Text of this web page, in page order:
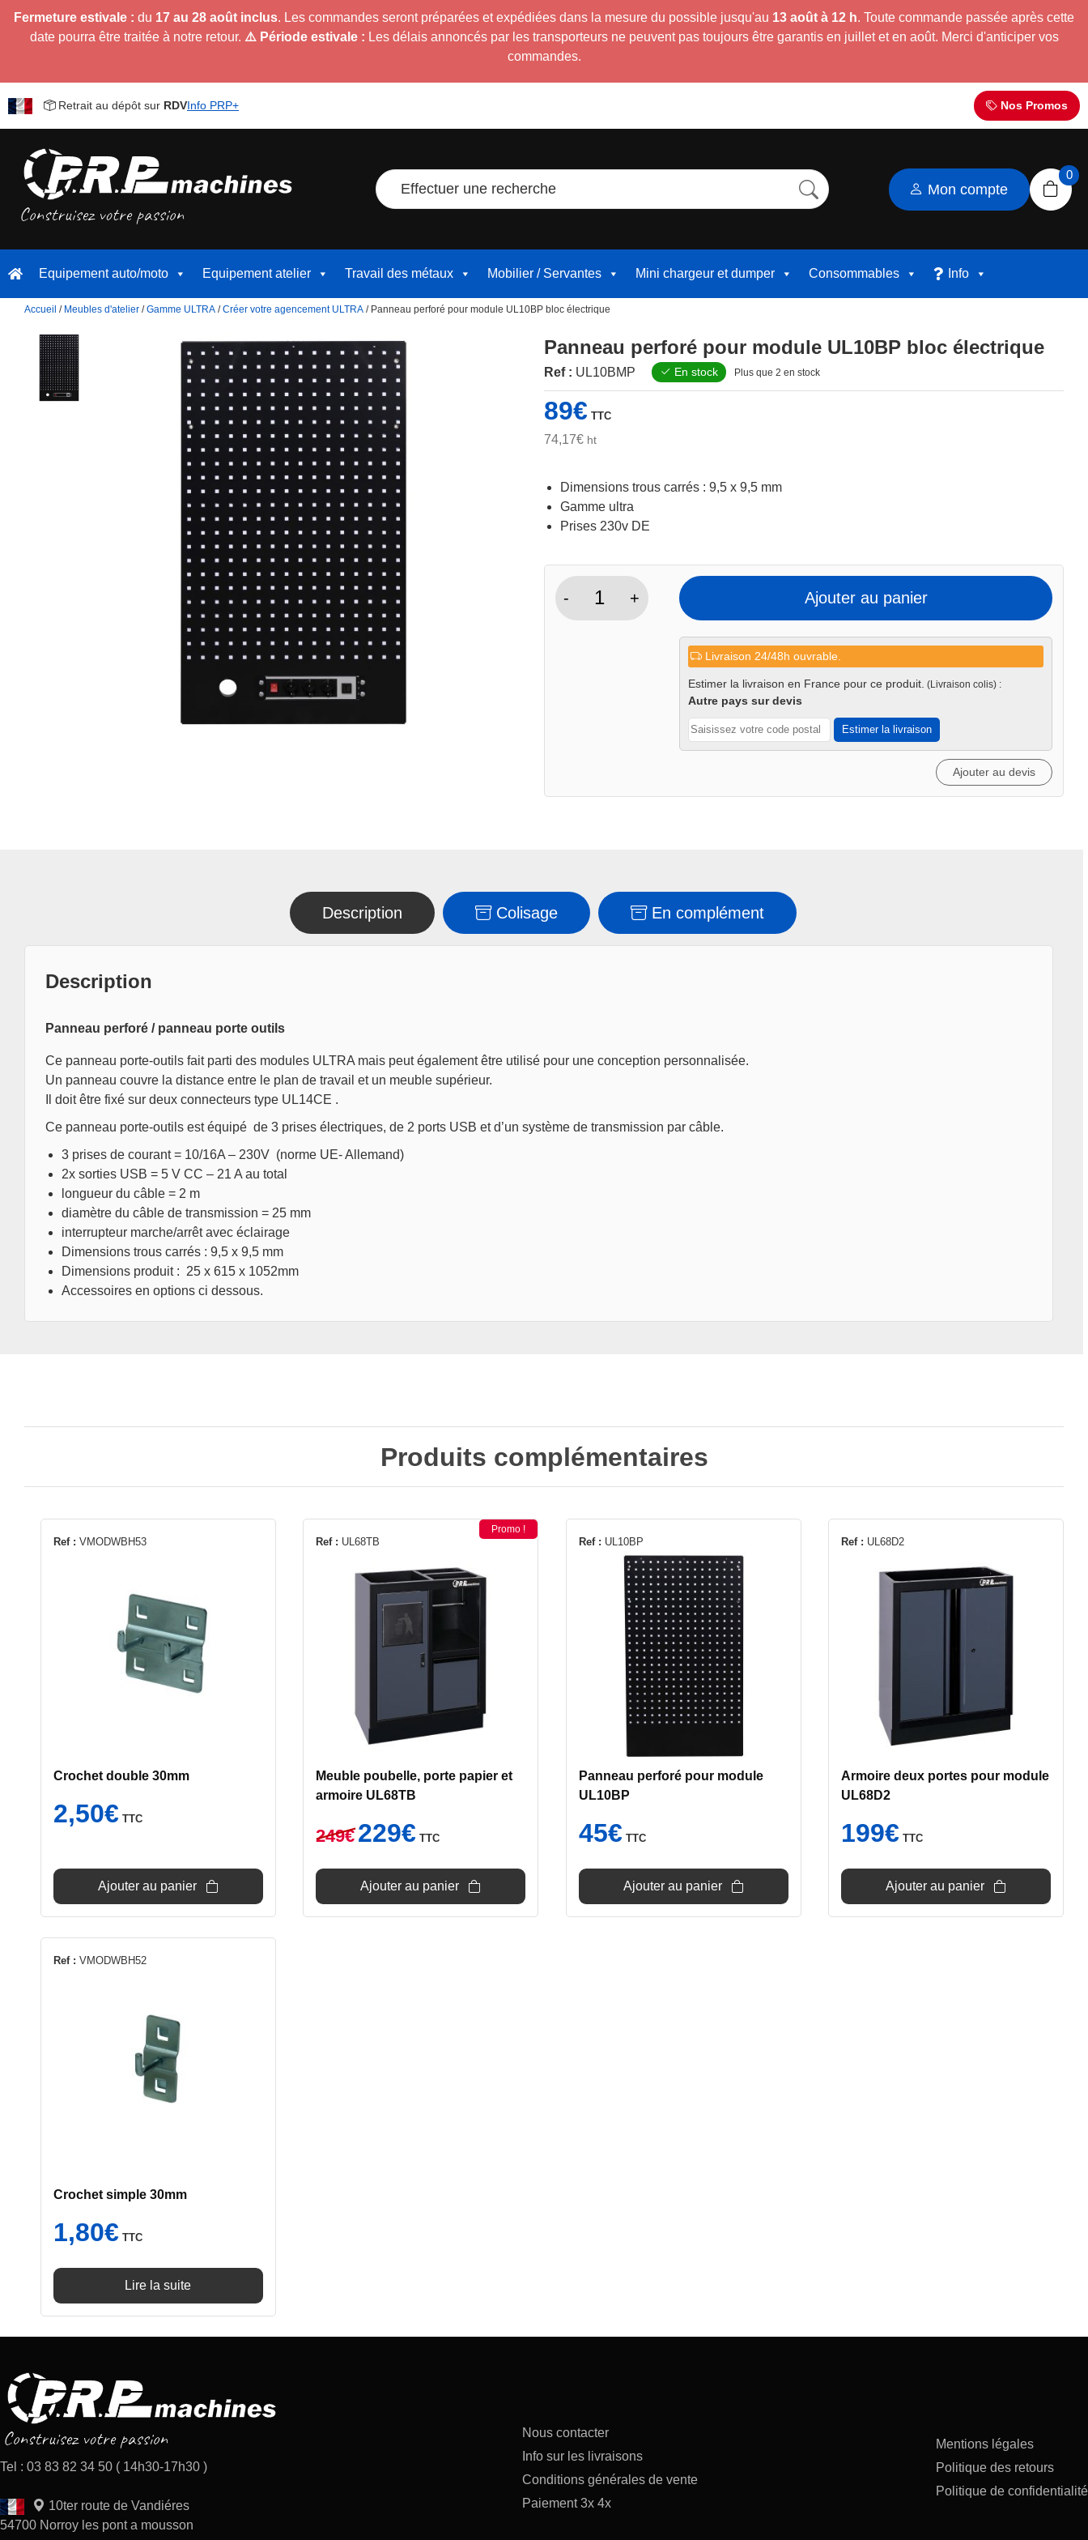
Fermeture estivale : du 17 au 28 août inclus. Les commandes seront préparées et expédiées dans la mesure du possible jusqu'au 13 août à 12 h. Toute commande passée après cette
date pourra être traitée à notre retour. ⚠️ Période estivale : Les délais annoncés par les transporteurs ne peuvent pas toujours être garantis en juillet et en août. Merci d'anticiper vos
commandes.
Retrait au dépôt sur RDVInfo PRP+ Nos Promos
Effectuer une recherche Mon compte
0
Equipement auto/moto Equipement atelier Travail des métaux Mobilier / Servantes Mini chargeur et dumper Consommables Info
Accueil / Meubles d'atelier /Gamme ULTRA /Créer votre agencement ULTRA / Panneau perforé pour module UL10BP bloc électrique
Panneau perforé pour module UL10BP bloc électrique
Ref : UL10BMP En stock Plus que 2 en stock
89€ TTC
74,17€ ht
Dimensions trous carrés : 9,5 x 9,5 mm
Gamme ultra
Prises 230v DE
-
quantité
+ Ajouter au panier
Livraison 24/48h ouvrable.
Estimer la livraison en France pour ce produit. (Livraison colis) :
Autre pays sur devis
Estimer la livraison
Ajouter au devis
Description Colisage En complément
Description
Panneau perforé / panneau porte outils
Ce panneau porte-outils fait parti des modules ULTRA mais peut également être utilisé pour une conception personnalisée.
Un panneau couvre la distance entre le plan de travail et un meuble supérieur.
Il doit être fixé sur deux connecteurs type UL14CE .
Ce panneau porte-outils est équipé de 3 prises électriques, de 2 ports USB et d’un système de transmission par câble.
3 prises de courant = 10/16A – 230V (norme UE- Allemand)
2x sorties USB = 5 V CC – 21 A au total
longueur du câble = 2 m
diamètre du câble de transmission = 25 mm
interrupteur marche/arrêt avec éclairage
Dimensions trous carrés : 9,5 x 9,5 mm
Dimensions produit : 25 x 615 x 1052mm
Accessoires en options ci dessous.
Produits complémentaires
Ref : VMODWBH53
Crochet double 30mm
2,50€ TTC
Ajouter au panier
Ref : UL68TB
Promo !
Meuble poubelle, porte papier et
armoire UL68TB
249€
Le
prix
était :
229€prix
est :
TTC
Ajouter au panier
Ref : UL10BP
Panneau perforé pour module
UL10BP
45€ TTC
Ajouter au panier
Ref : UL68D2
Armoire deux portes pour module
UL68D2
199€ TTC
Ajouter au panier
Ref : VMODWBH52
Crochet simple 30mm
1,80€ TTC
Lire la suite
Tel : 03 83 82 34 50 ( 14h30-17h30 )
10ter route de Vandiéres
54700 Norroy les pont a mousson
Nous contacter
Info sur les livraisons
Conditions générales de vente
Paiement 3x 4x
Mentions légales
Politique des retours
Politique de confidentialité